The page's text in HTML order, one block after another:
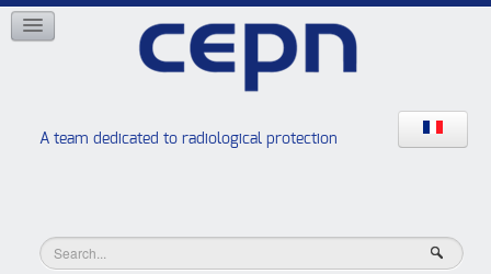
A team dedicated to radiological protection
NETWORKS
High school “Radiation protection workshops”